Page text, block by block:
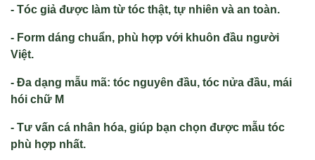
- Tóc giả được làm từ tóc thật, tự nhiên và an toàn.
- Form dáng chuẩn, phù hợp với khuôn đầu người
Việt.
- Đa dạng mẫu mã: tóc nguyên đầu, tóc nửa đầu, mái
hói chữ M
- Tư vấn cá nhân hóa, giúp bạn chọn được mẫu tóc
phù hợp nhất.